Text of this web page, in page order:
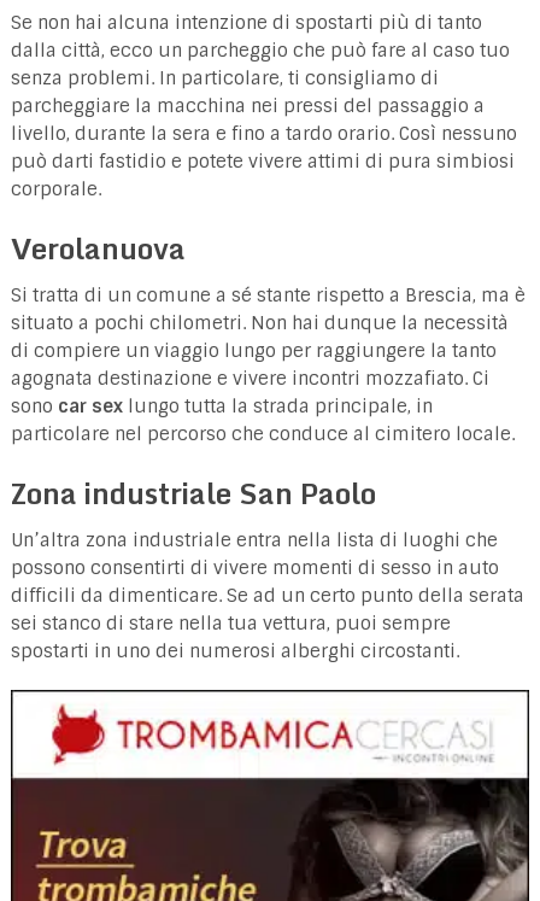
Se non hai alcuna intenzione di spostarti più di tanto
dalla città, ecco un parcheggio che può fare al caso tuo
senza problemi. In particolare, ti consigliamo di
parcheggiare la macchina nei pressi del passaggio a
livello, durante la sera e fino a tardo orario. Così nessuno
può darti fastidio e potete vivere attimi di pura simbiosi
corporale.
Verolanuova
Si tratta di un comune a sé stante rispetto a Brescia, ma è
situato a pochi chilometri. Non hai dunque la necessità
di compiere un viaggio lungo per raggiungere la tanto
agognata destinazione e vivere incontri mozzafiato. Ci
sono car sexlungo tutta la strada principale, in
particolare nel percorso che conduce al cimitero locale.
Zona industriale San Paolo
Un’altra zona industriale entra nella lista di luoghi che
possono consentirti di vivere momenti di sesso in auto
difficili da dimenticare. Se ad un certo punto della serata
sei stanco di stare nella tua vettura, puoi sempre
spostarti in uno dei numerosi alberghi circostanti.